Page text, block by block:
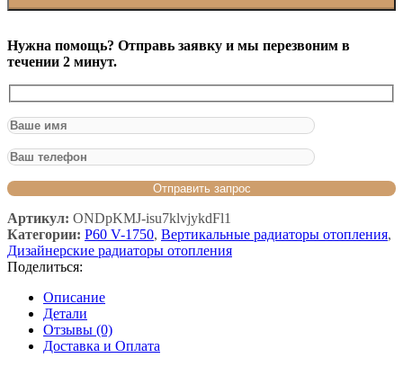
Нужна помощь? Отправь заявку и мы перезвоним в
течении 2 минут.
Артикул: ONDpKMJ-isu7klvjykdFl1
Категории: P60 V-1750, Вертикальные радиаторы отопления,
Дизайнерские радиаторы отопления
Поделиться:
Описание
Детали
Отзывы (0)
Доставка и Оплата